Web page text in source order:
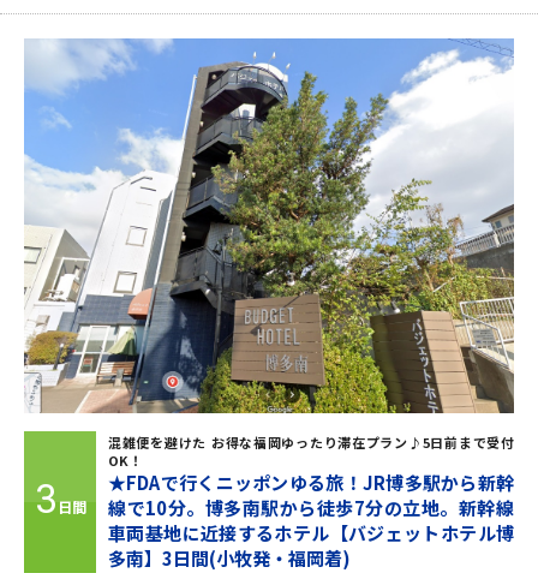
3 日間
混雑便を避けた お得な福岡ゆったり滞在プラン♪5日前まで受付
OK！
★FDAで行くニッポンゆる旅！JR博多駅から新幹
線で10分。博多南駅から徒歩7分の立地。新幹線
車両基地に近接するホテル【バジェットホテル博
多南】3日間(小牧発・福岡着)